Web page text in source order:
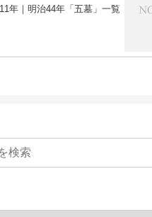
年｜明治44年「五墓」一覧